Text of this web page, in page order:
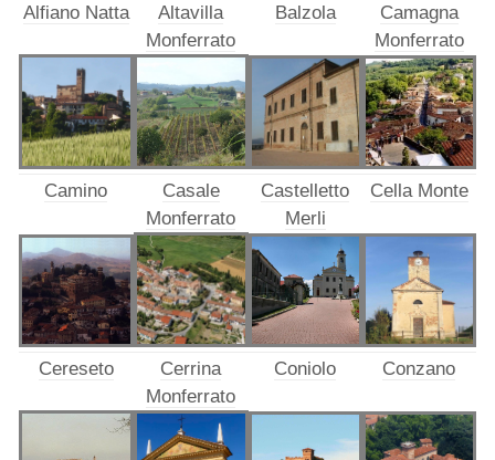
Alfiano Natta
Altavilla
Monferrato
Balzola
Camagna
Monferrato
Camino
Casale
Monferrato
Castelletto
Merli
Cella Monte
Cereseto
Cerrina
Monferrato
Coniolo Conzano